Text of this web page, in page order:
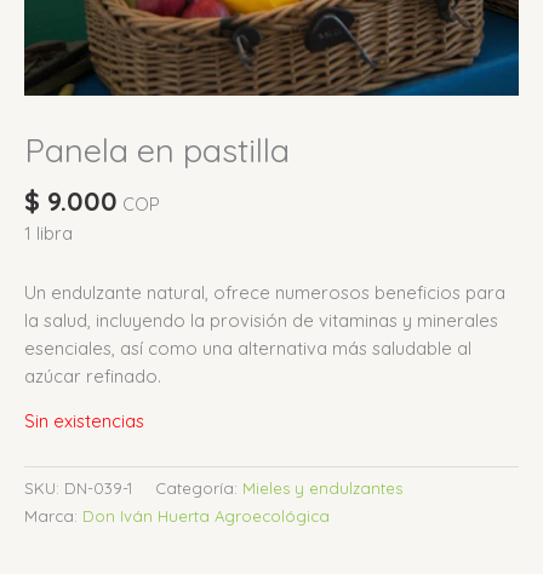
Panela en pastilla
$ 9.000 COP
1 libra
Un endulzante natural, ofrece numerosos beneficios para
la salud, incluyendo la provisión de vitaminas y minerales
esenciales, así como una alternativa más saludable al
azúcar refinado.
Sin existencias
SKU: DN-039-1 Categoría: Mieles y endulzantes
Marca: Don Iván Huerta Agroecológica